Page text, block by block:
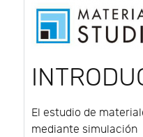
El estudio de
mediante simulación